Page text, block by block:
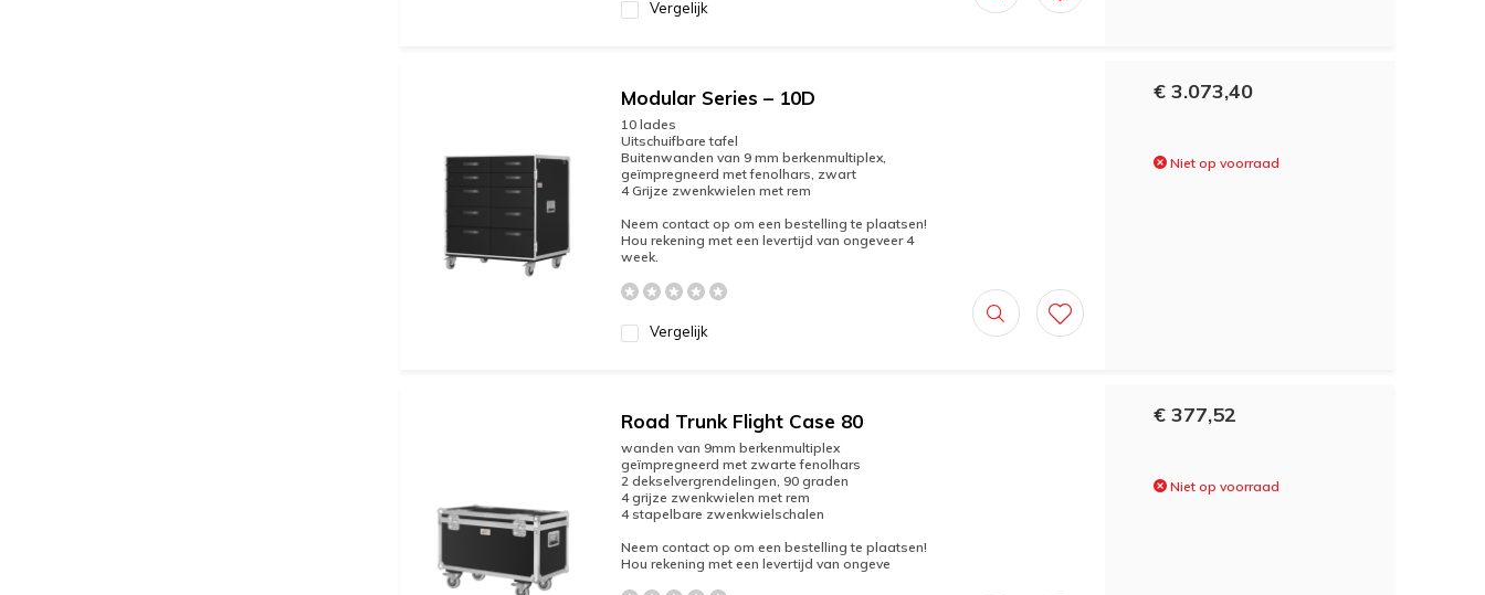
Vergelijk
Modular Series – 10D
10 lades
Uitschuifbare tafel
Buitenwanden van 9 mm berkenmultiplex,
geïmpregneerd met fenolhars, zwart
4 Grijze zwenkwielen met rem
Neem contact op om een bestelling te plaatsen!
Hou rekening met een levertijd van ongeveer 4
week.
Vergelijk
€ 3.073,40
Niet op voorraad
Road Trunk Flight Case 80
wanden van 9mm berkenmultiplex
geïmpregneerd met zwarte fenolhars
2 dekselvergrendelingen, 90 graden
4 grijze zwenkwielen met rem
4 stapelbare zwenkwielschalen
Neem contact op om een bestelling te plaatsen!
Hou rekening met een levertijd van ongeve
€ 377,52
Niet op voorraad